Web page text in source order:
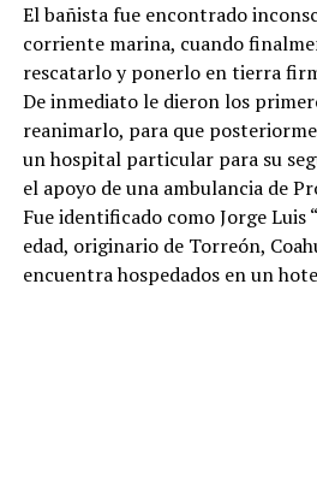
El bañista fue encontrado
corriente marina, cuando
rescatarlo y ponerlo en tierra
De inmediato le dieron los
reanimarlo, para que
un hospital particular para su
el apoyo de una ambulancia de
Fue identificado como Jorge Luis
edad, originario de Torreón,
encuentra hospedados en un